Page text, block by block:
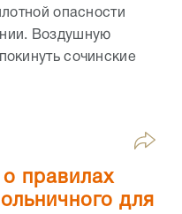
опасности
Воздушную
сочинские
правилах
для